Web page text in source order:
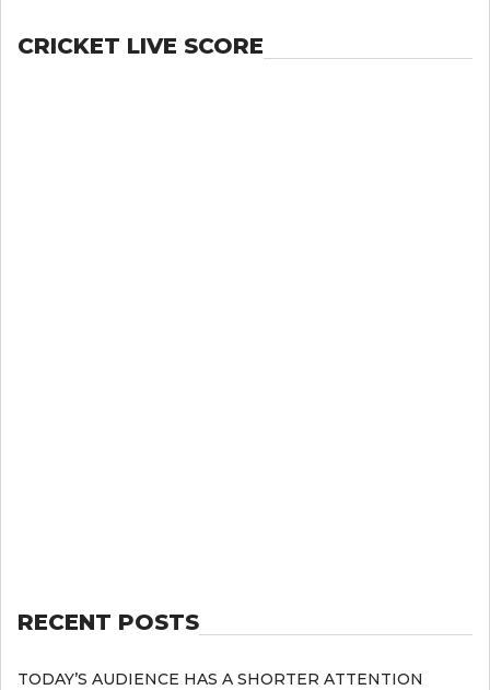
CRICKET LIVE SCORE
RECENT POSTS
TODAY’S AUDIENCE HAS A SHORTER ATTENTION